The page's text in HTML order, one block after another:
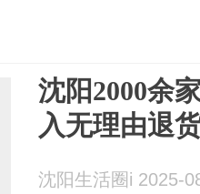
沈阳2000余
入无理由退
沈阳生活圈i 2025-